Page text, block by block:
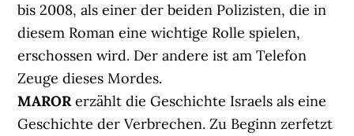
bis 2008, als einer der beiden Polizisten, die in
diesem Roman eine wichtige Rolle spielen,
erschossen wird. Der andere ist am Telefon
Zeuge dieses Mordes.
MARORerzählt die Geschichte Israels als eine
Geschichte der Verbrechen. Zu Beginn zerfetzt